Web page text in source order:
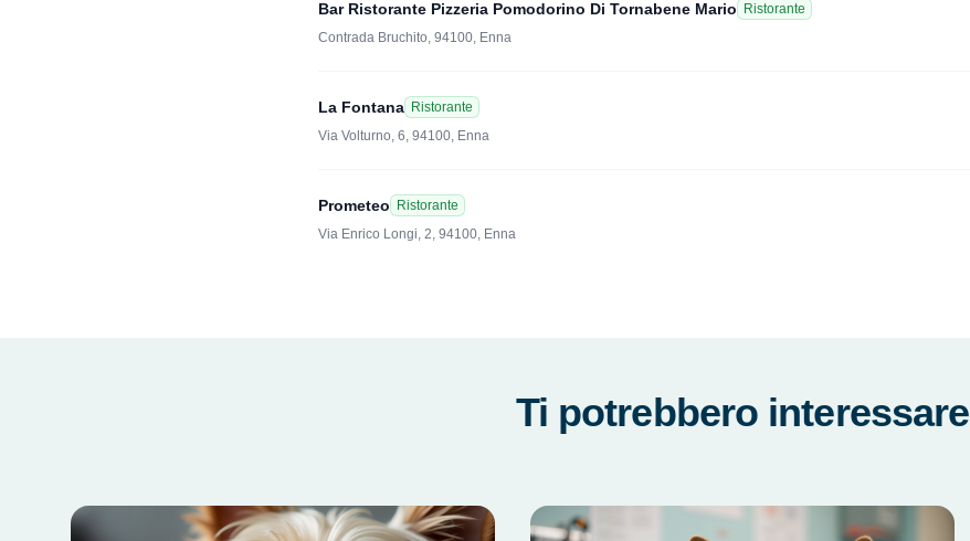
Bar Ristorante Pizzeria Pomodorino Di Tornabene Mario
Ristorante
Contrada Bruchito, 94100, Enna
La Fontana Ristorante
Via Volturno, 6, 94100, Enna
Prometeo
Ristorante
Via Enrico Longi, 2, 94100, Enna
Ti potrebbero interessare